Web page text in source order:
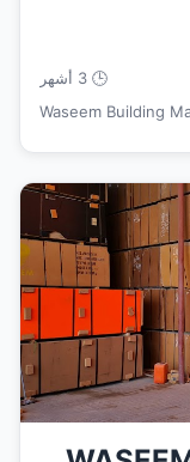
🕒 3 أشهر